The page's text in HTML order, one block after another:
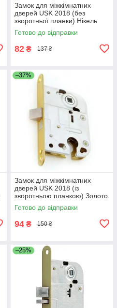
Замок для міжкімнатних
дверей USK 2018 (без
зворотньої планки) Нікель
Готово до відправки
82 ₴ 137 ₴
–37%
Замок для міжкімнатних
дверей USK 2018 (із
зворотньою планкою) Золото
Готово до відправки
94 ₴ 150 ₴
–25%